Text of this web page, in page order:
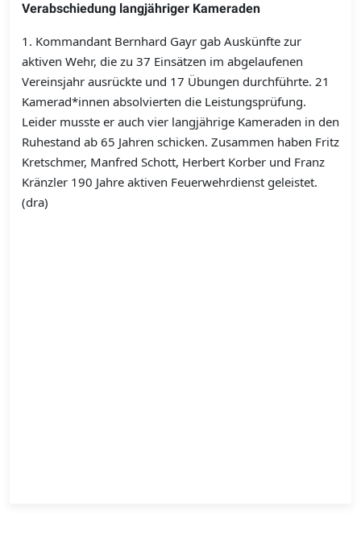
Verabschiedung langjähriger Kameraden
1. Kommandant Bernhard Gayr gab Auskünfte zur
aktiven Wehr, die zu 37 Einsätzen im abgelaufenen
Vereinsjahr ausrückte und 17 Übungen durchführte. 21
Kamerad*innen absolvierten die Leistungsprüfung.
Leider musste er auch vier langjährige Kameraden in den
Ruhestand ab 65 Jahren schicken. Zusammen haben Fritz
Kretschmer, Manfred Schott, Herbert Korber und Franz
Kränzler 190 Jahre aktiven Feuerwehrdienst geleistet.
(dra)